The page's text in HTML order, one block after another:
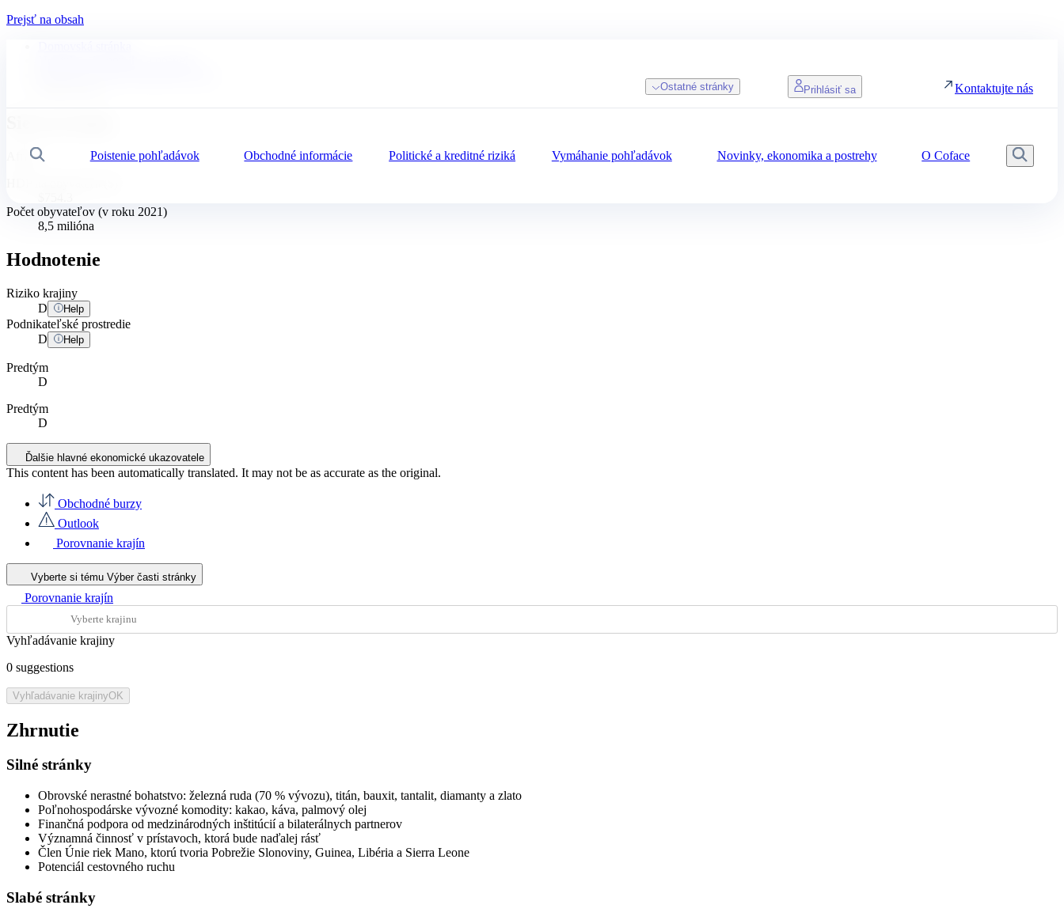
Prejsť na obsah
VyhľadávaniePoistenie pohľadávok Obchodné informácie Politické a kreditné riziká Vymáhanie pohľadávok Novinky, ekonomika a postrehy O Coface
Ostatné stránky Prihlásiť sa Kontaktujte nás
Afrika
Počet obyvateľov (v roku 2021)
8,5 milióna
Hodnotenie
Riziko krajiny
D
Help
Podnikateľské prostredie
D
Help
Predtým
D
Predtým
D
Ďalšie hlavné ekonomické ukazovatele
This content has been automatically translated. It may not be as accurate as the original.
Obchodné burzy
Outlook
Porovnanie krajín
Vyberte si tému Výber časti stránky
Porovnanie krajín
Vyhľadávanie krajiny
0 suggestions
Vyhľadávanie krajinyOK
Zhrnutie
Silné stránky
Obrovské nerastné bohatstvo: železná ruda (70 % vývozu), titán, bauxit, tantalit, diamanty a zlato
Poľnohospodárske vývozné komodity: kakao, káva, palmový olej
Finančná podpora od medzinárodných inštitúcií a bilaterálnych partnerov
Významná činnosť v prístavoch, ktorá bude naďalej rásť
Člen Únie riek Mano, ktorú tvoria Pobrežie Slonoviny, Guinea, Libéria a Sierra Leone
Potenciál cestovného ruchu
Slabé stránky